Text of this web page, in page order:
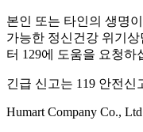
본인 또는 타인의 생명
가능한 정신건강 위기상
터 129에 도움을 요청하
긴급 신고는 119 안전
Humart Company Co.,